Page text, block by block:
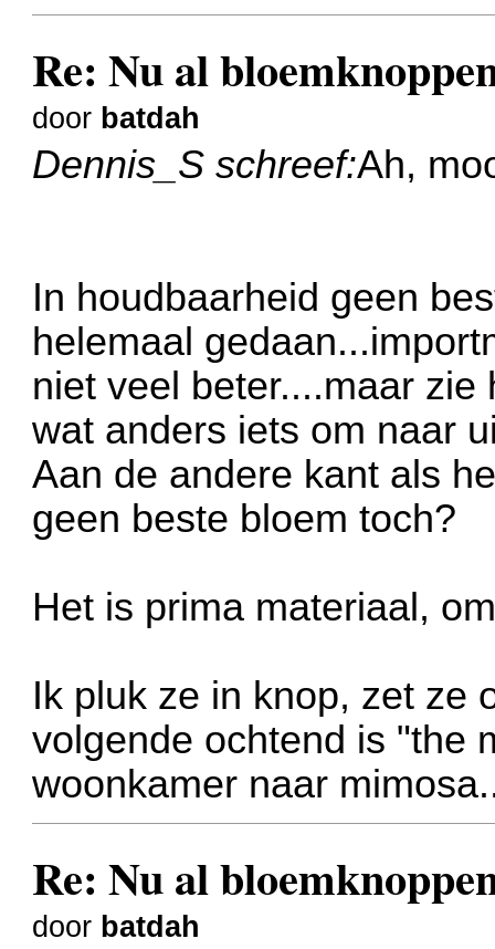
Re: Nu al
door batdah
Dennis_S schreef:Ah,
In houdbaarheid geen
helemaal
niet veel beter....maar
wat anders iets om naar
Aan de andere kant als
geen beste bloem toch?
Het is prima materiaal,
Ik pluk ze in knop, zet ze
volgende ochtend is "the
woonkamer naar
Re: Nu al
door batdah